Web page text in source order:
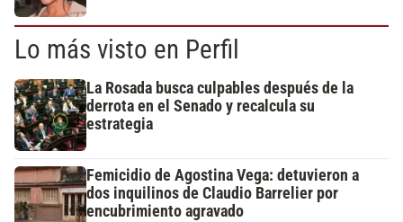
Lo más visto en Perfil
La Rosada busca culpables después de la
derrota en el Senado y recalcula su
estrategia
Femicidio de Agostina Vega: detuvieron a
dos inquilinos de Claudio Barrelier por
encubrimiento agravado